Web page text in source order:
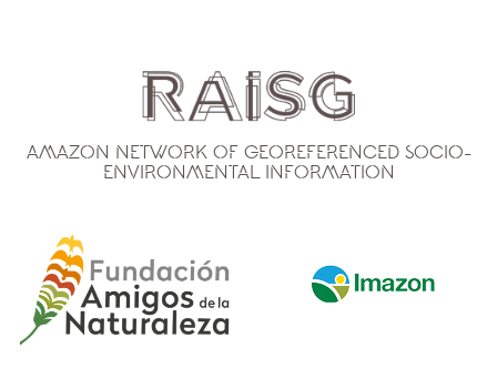
Amazon Network of Georeferenced Socio-
Environmental Information